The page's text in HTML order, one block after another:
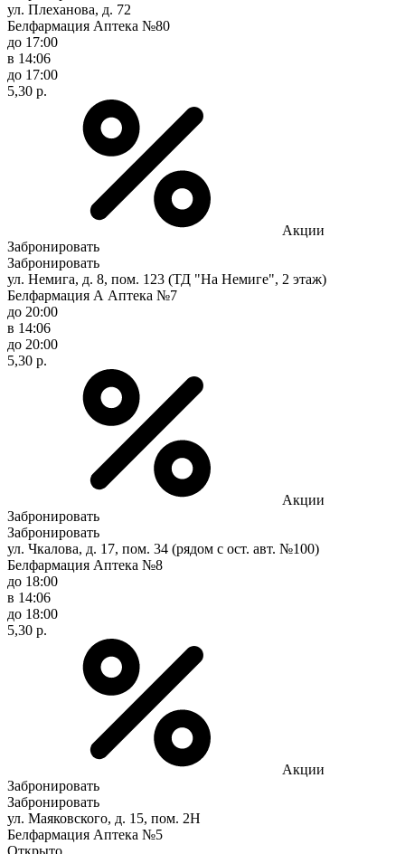
ул. Плеханова, д. 72
Белфармация Аптека №80
до 17:00
в 14:06
до 17:00
5,30 р.
Акции
Забронировать
Забронировать
ул. Немига, д. 8, пом. 123 (ТД "На Немиге", 2 этаж)
Белфармация А Аптека №7
до 20:00
в 14:06
до 20:00
5,30 р.
Акции
Забронировать
Забронировать
ул. Чкалова, д. 17, пом. 34 (рядом с ост. авт. №100)
Белфармация Аптека №8
до 18:00
в 14:06
до 18:00
5,30 р.
Акции
Забронировать
Забронировать
ул. Маяковского, д. 15, пом. 2Н
Белфармация Аптека №5
Открыто